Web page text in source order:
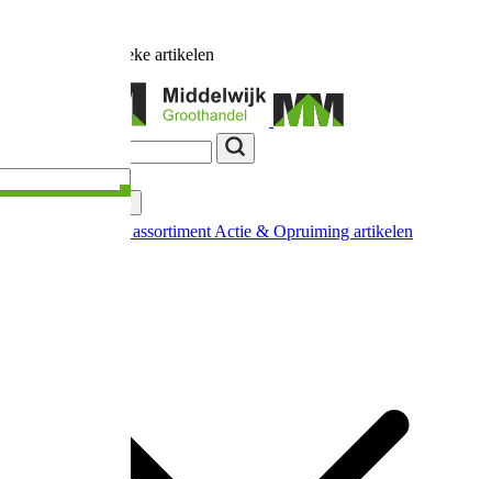
unieke artikelen
Nieuw in ons assortiment Actie & Opruiming artikelen